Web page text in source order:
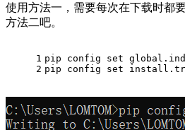
使用方法一，需要每次在下载时都
方法二吧。
1
2
pip config set
pip config set